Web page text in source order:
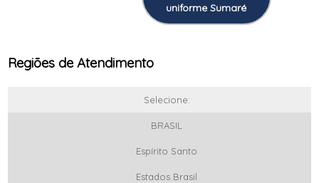
uniforme Sumaré
Regiões de Atendimento
Selecione:
BRASIL
Espírito Santo
Estados Brasil